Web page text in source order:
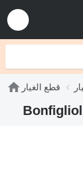
قطع الغيار